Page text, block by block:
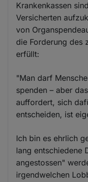
Krankenkassen
Versicherten
von
die Forderung des
erfüllt:
"Man darf
spenden – aber
auffordert, sich
entscheiden, ist
Ich bin es ehrlich
lang entschiedene
angestossen"
irgendwelchen